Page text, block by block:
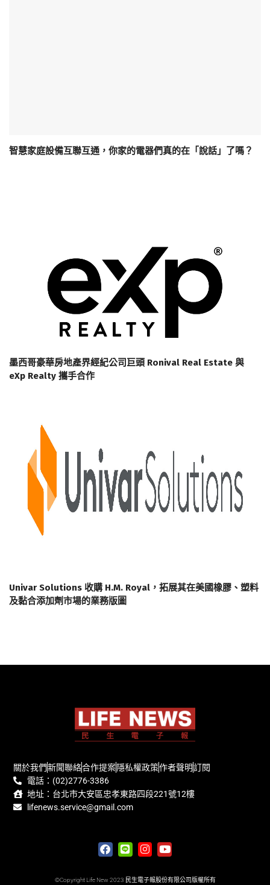
智慧家庭設備互聯互通，你家的電器們真的在「說話」了嗎？
墨西哥豪華房地產界經紀公司巨頭 Ronival Real Estate 與
eXp Realty 攜手合作
Univar Solutions 收購 H.M. Royal，拓展其在美國橡膠、塑料
及黏合添加劑市場的業務版圖
關於我們新聞聯絡合作提案隱私權政策作者聲明訂閱
電話：(02)2776-3386
地址：台北市大安區忠孝東路四段221號12樓
lifenews.service@gmail.com
©Copyright Life New 2023 民生電子報股份有限公司版權所有